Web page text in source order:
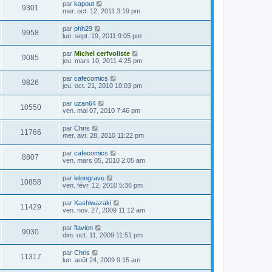
9301 par kapout
mer. oct. 12, 2011 3:19 pm
9958 par phh29
lun. sept. 19, 2011 9:05 pm
9085 par Michel cerfvoliste
jeu. mars 10, 2011 4:25 pm
9826 par cafecomics
jeu. oct. 21, 2010 10:03 pm
10550 par uzan64
ven. mai 07, 2010 7:46 pm
11766 par Chris
mer. avr. 28, 2010 11:22 pm
8807 par cafecomics
ven. mars 05, 2010 2:05 am
10858 par lelongrave
ven. févr. 12, 2010 5:36 pm
11429 par Kashiwazaki
ven. nov. 27, 2009 11:12 am
9030 par flavien
dim. oct. 11, 2009 11:51 pm
11317 par Chris
lun. août 24, 2009 9:15 am